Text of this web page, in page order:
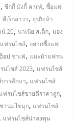
, ชีกกี้ มังกี้ คาเฟ่,ซื้อแฟ
ทีเร็กลาวา, ธุรกิจห้า
20,นาเนีย สเต็ก,มอง
ฟรนไชส์, อยากซื้อแฟ
ฮ็อป ชาเฟ่, แนะนำแฟรน
นไชส์ 2023, แฟรนไชส์
ารศึกษา, แฟรนไชส์
แฟรนไชส์ขายดีราคาถูก,
านมไข่มุก, แฟรนไชส์
, แฟรนไชส์น่าลงทุน